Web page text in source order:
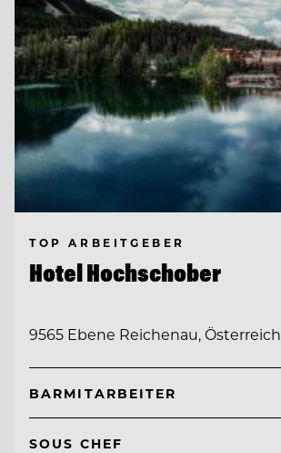
TOP ARBEITGEBER
Hotel Hochschober
9565 Ebene Reichenau, Österreich
BARMITARBEITER
SOUS CHEF